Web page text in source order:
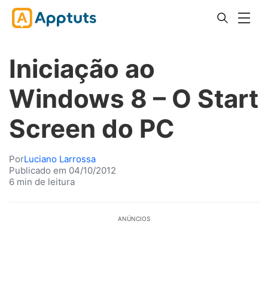
Iniciação ao
Windows 8 – O Start
Screen do PC
PorLuciano Larrossa
Publicado em 04/10/2012
6 min de leitura
ANÚNCIOS